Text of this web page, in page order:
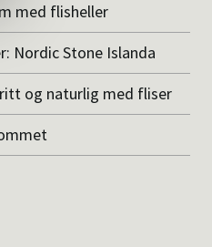
med flisheller
Nordic Stone Islanda
og naturlig med fliser